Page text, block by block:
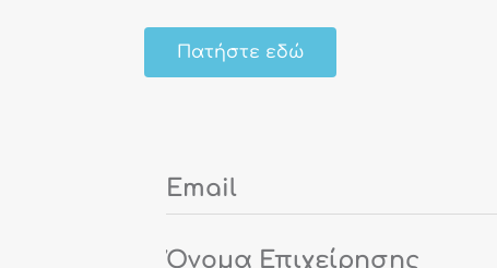
Πατήστε εδώ